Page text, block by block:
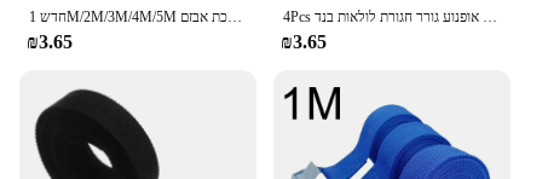
חדש 1M/2M/3M/4M/5M שחור אבזם קשירה חגורת מטען רצועות עבור מכונית אופנוע אופני מתכת אבזם Tow חבל חזק מחגר חגורה
₪3.65
4Pcs אופנוע לכבול מטען תחבושת רך רצועות חבלי גרירת רכב אופנוע גורר חגורת לולאות בנד Tensioning חגורות
₪3.65